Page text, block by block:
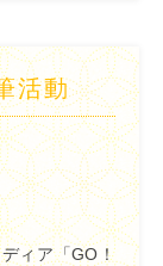
活動
ィア「GO！